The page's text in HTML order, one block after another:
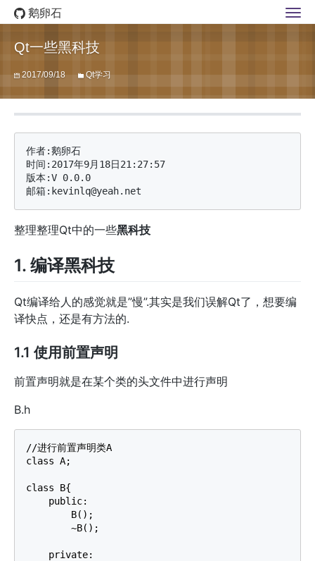
鹅卵石
Qt一些黑科技
2017/09/18 Qt学习
作者:鹅卵石
时间:2017年9月18日21:27:57
版本:V 0.0.0
整理整理Qt中的一些黑科技
1. 编译黑科技
Qt编译给人的感觉就是”慢”.其实是我们误解Qt了，想要编
译快点，还是有方法的.
1.1 使用前置声明
前置声明就是在某个类的头文件中进行声明
B.h
//进行前置声明类A
class A;
class B{
    public:
        B();
        ~B();
    private: